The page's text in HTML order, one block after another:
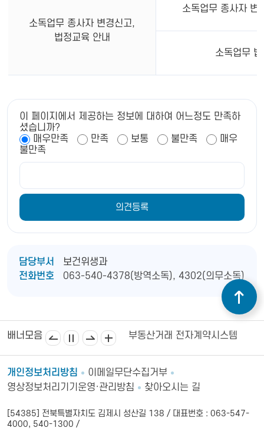
소독업무 종사자 변경신고,
법정교육 안내
소독업무 종사자 변
소독업무
이 페이지에서 제공하는 정보에 대하여 어느정도 만족하
셨습니까?
매우만족
만족 보통 불만족
매우
불만족
담당부서
보건위생과
전화번호
063-540-4378(방역소독), 4302(의무소독)
배너모음
김제시의회 소비자24 부동산거래 전자계약시스템
개인정보처리방침
이메일무단수집거부
영상정보처리기기운영·관리방침
찾아오시는 길
[54385] 전북특별자치도 김제시 성산길 138 / 대표번호 : 063-547-
4000, 540-1300 /